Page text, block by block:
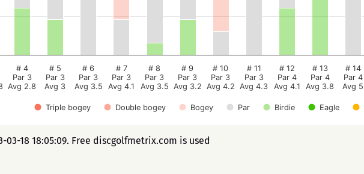
Triple bogey Double bogey Bogey Par Birdie Eagle
# 4
Par 3
Avg 2.8
# 5
Par 3
Avg 3
# 6
Par 3
Avg 3.5
# 7
Par 3
Avg 4.1
# 8
Par 3
Avg 3.5
# 9
Par 3
Avg 3.2
# 10
Par 3
Avg 4.2
# 11
Par 3
Avg 4.3
# 12
Par 4
Avg 4.1
# 13
Par 4
Avg 3.8
# 14
Par 4
Avg 5
03-18 18:05:09. Free discgolfmetrix.com is used